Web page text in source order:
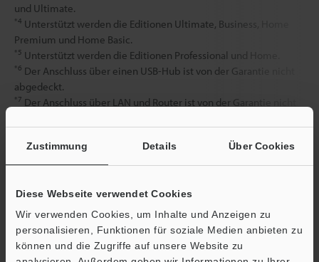
Zustimmung Details Über Cookies
Diese Webseite verwendet Cookies
Wir verwenden Cookies, um Inhalte und Anzeigen zu
personalisieren, Funktionen für soziale Medien anbieten zu
können und die Zugriffe auf unsere Website zu
und Ultimate.
*4 Unterstützt werden die Editionen Ultimate, Business, Home
Premium und Home Basic.
*5 Unterstützt werden die Editionen Professional und Home.
*6 Der Anschluss über einen USB-Hub ist von der Garantie nicht
abgedeckt.
*7 Der Anschluss über LAN und Router ist von der Garantie nicht
Datenblatt (PDF)
Andere Modelle